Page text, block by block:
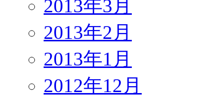
2013年3月
2013年2月
2013年1月
2012年12月